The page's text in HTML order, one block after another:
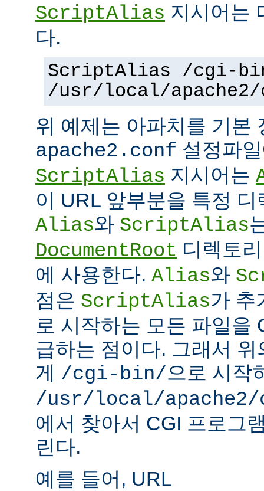
ScriptAlias 지시어는
다.
ScriptAlias /cgi-
/usr/local/
위 예제는 아파치를 기본
apache2.conf 설정파
ScriptAlias 지시어는
이 URL 앞부분을 특정
Alias와 ScriptAlias
DocumentRoot 디렉토
에 사용한다. Alias와
점은 ScriptAlias가 추
로 시작하는 모든 파일을
급하는 점이다. 그래서
게 /cgi-bin/으로 시작
/usr/local/
에서 찾아서 CGI 프로그
린다.
예를 들어, URL